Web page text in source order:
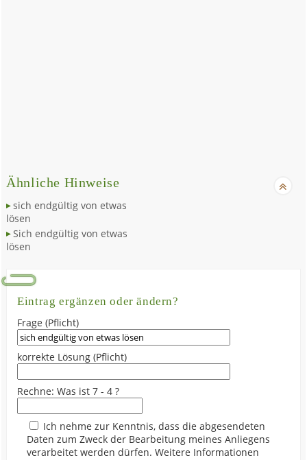
Ähnliche Hinweise
sich endgültig von etwas
lösen
Sich endgültig von etwas
lösen
Eintrag ergänzen oder ändern?
Frage (Pflicht)
korrekte Lösung (Pflicht)
Rechne: Was ist 7 - 4 ?
Ich nehme zur Kenntnis, dass die abgesendeten
Daten zum Zweck der Bearbeitung meines Anliegens
verarbeitet werden dürfen. Weitere Informationen